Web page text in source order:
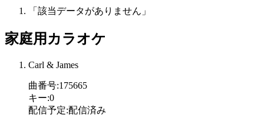
「該当データがありません」
家庭用カラオケ
Carl & James
曲番号:175665
キー:0
配信予定:配信済み